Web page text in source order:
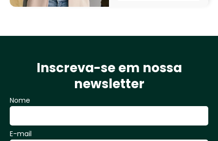
Inscreva-se em nossa
newsletter
Nome
E-mail